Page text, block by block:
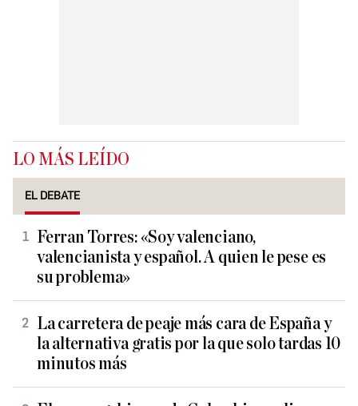
LO MÁS LEÍDO
EL DEBATE
Ferran Torres: «Soy valenciano,
valencianista y español. A quien le pese es
su problema»
La carretera de peaje más cara de España y
la alternativa gratis por la que solo tardas 10
minutos más